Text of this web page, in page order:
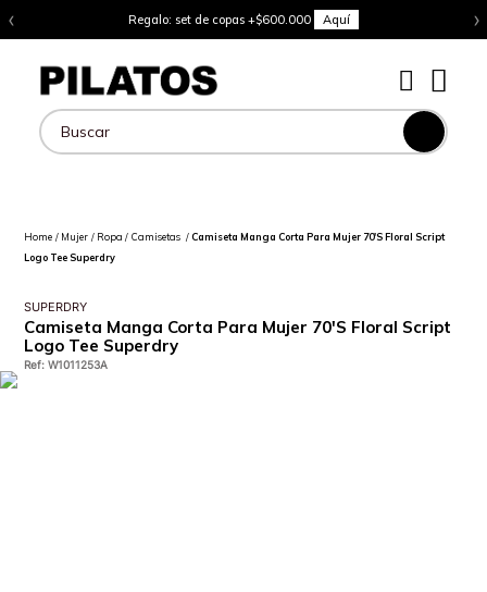
‹ Regalo: set de copas +$600.000 Aquí ›
Buscar
Mujer Ropa Camisetas
Camiseta Manga Corta Para Mujer 70'S Floral Script
Logo Tee Superdry
SUPERDRY
Camiseta Manga Corta Para Mujer 70'S Floral Script
Logo Tee Superdry
Ref:W1011253A